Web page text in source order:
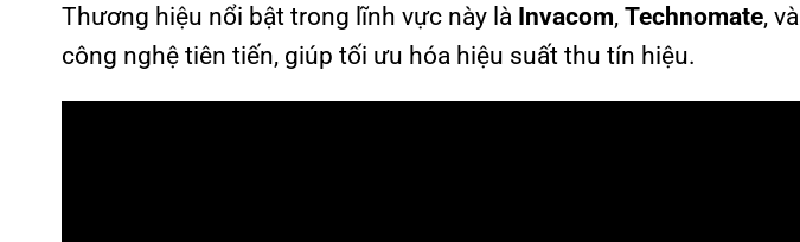
Thương hiệu nổi bật trong lĩnh vực này là Invacom, Technomate, và
công nghệ tiên tiến, giúp tối ưu hóa hiệu suất thu tín hiệu.